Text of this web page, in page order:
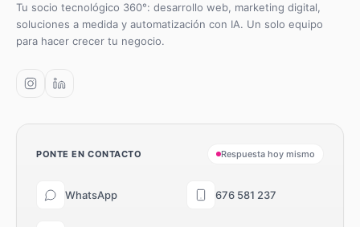
Tu socio tecnológico 360°: desarrollo web, marketing digital,
soluciones a medida y automatización con IA. Un solo equipo
para hacer crecer tu negocio.
PONTE EN CONTACTO Respuesta hoy mismo
WhatsApp 676 581 237